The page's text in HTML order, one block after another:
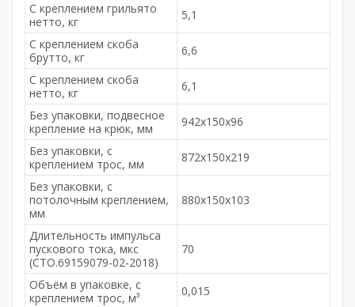
С креплением грильято
нетто, кг
5,1
С креплением скоба
брутто, кг
6,6
С креплением скоба
нетто, кг
6,1
Без упаковки, подвесное
крепление на крюк, мм
942x150x96
Без упаковки, с
креплением трос, мм
872x150x219
Без упаковки, с
потолочным креплением,
мм
880x150x103
Длительность импульса
пускового тока, мкс
(СТО.69159079-02-2018)
70
Объём в упаковке, с
креплением трос, м³
0,015